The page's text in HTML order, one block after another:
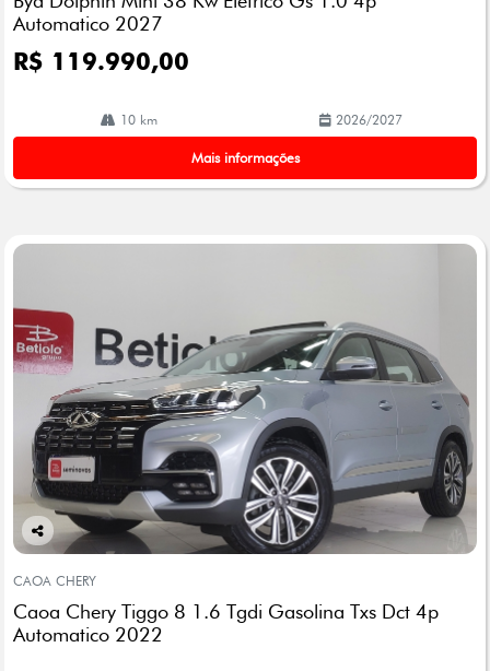
Automatico 2027
R$ 119.990,00
10 km 2026/2027
Mais informações
Co
arti
lhe
CAOA CHERY
Caoa Chery Tiggo 8 1.6 Tgdi Gasolina Txs Dct 4p
Automatico 2022